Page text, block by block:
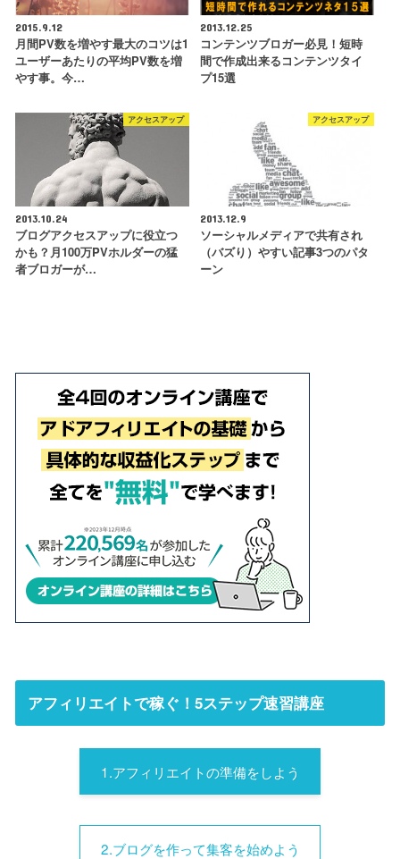
2015.9.12
月間PV数を増やす最大のコツは1
ユーザーあたりの平均PV数を増
やす事。今…
2013.12.25
コンテンツブロガー必見！短時
間で作成出来るコンテンツタイ
プ15選
アクセスアップ
2013.10.24
ブログアクセスアップに役立つ
かも？月100万PVホルダーの猛
者ブロガーが…
アクセスアップ
2013.12.9
ソーシャルメディアで共有され
（バズり）やすい記事3つのパタ
ーン
アフィリエイトで稼ぐ！5ステップ速習講座
1.アフィリエイトの準備をしよう
2.ブログを作って集客を始めよう